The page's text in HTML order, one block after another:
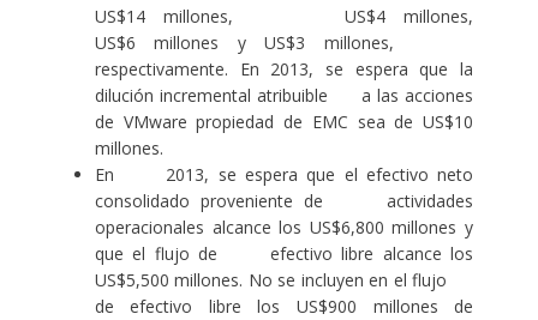
US$14 millones, US$4 millones,
US$6 millones y US$3 millones,
respectivamente. En 2013, se espera que la
dilución incremental atribuible a las acciones
de VMware propiedad de EMC sea de US$10
millones.
En 2013, se espera que el efectivo neto
consolidado proveniente de actividades
operacionales alcance los US$6,800 millones y
que el flujo de efectivo libre alcance los
US$5,500 millones. No se incluyen en el flujo
de efectivo libre los US$900 millones de